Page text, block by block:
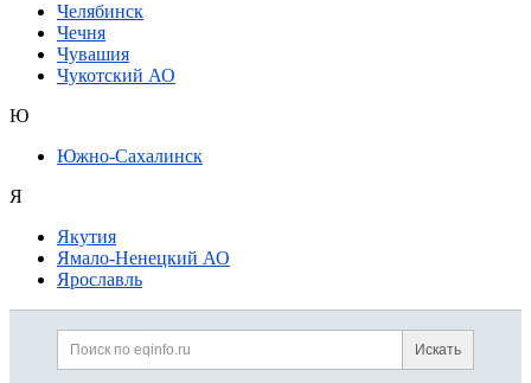
Челябинск
Чечня
Чувашия
Чукотский АО
Ю
Южно-Сахалинск
Я
Якутия
Ямало-Ненецкий АО
Ярославль
Дополнительная информация
Поиск по сайту и
Искать